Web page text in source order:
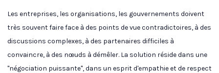
Les entreprises, les organisations, les gouvernements doivent
très souvent faire face à des points de vue contradictoires, à des
discussions complexes, à des partenaires difficiles à
convaincre, à des nœuds à démêler. La solution réside dans une
"négociation puissante", dans un esprit d'empathie et de respect